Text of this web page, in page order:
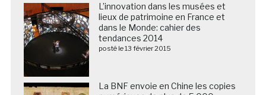
L’innovation dans les musées et
lieux de patrimoine en France et
dans le Monde: cahier des
tendances 2014
posté le 13 février 2015
La BNF envoie en Chine les copies